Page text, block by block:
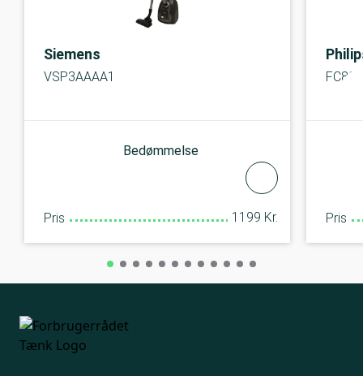
Siemens
VSP3AAAA1
Bedømmelse
Pris 1199 Kr. Pris